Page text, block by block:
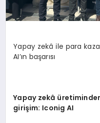
Yapay zekâ ile para
AI’ın başarısı
Yapay zekâ
girişim: Iconig AI